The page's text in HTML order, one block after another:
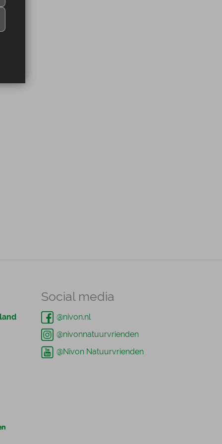
Social media
@nivon.nl
@nivonnatuurvrienden
@Nivon Natuurvrienden